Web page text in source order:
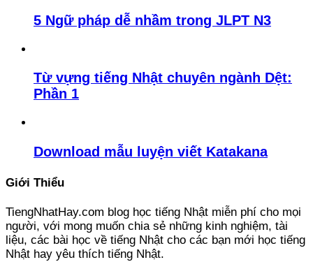
5 Ngữ pháp dễ nhầm trong JLPT N3
Từ vựng tiếng Nhật chuyên ngành Dệt:
Phần 1
Download mẫu luyện viết Katakana
Giới Thiểu
TiengNhatHay.com blog học tiếng Nhật miễn phí cho mọi
người, với mong muốn chia sẻ những kinh nghiệm, tài
liệu, các bài học về tiếng Nhật cho các bạn mới học tiếng
Nhật hay yêu thích tiếng Nhật.